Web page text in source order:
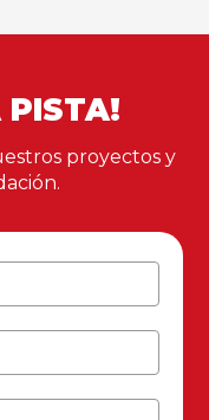
PISTA!
proyectos y